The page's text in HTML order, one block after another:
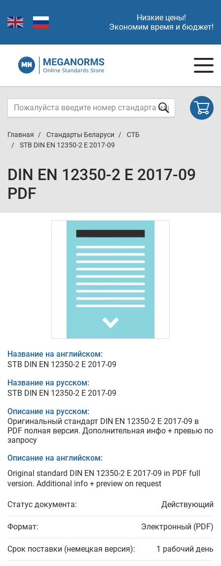
Низкие цены!
Экономим время и бюджет!
Главная Стандарты Беларуси
СТБ
STB DIN EN 12350-2 E 2017-09
DIN EN 12350-2 E 2017-09
PDF
Название на английском:
STB DIN EN 12350-2 E 2017-09
Название на русском:
STB DIN EN 12350-2 E 2017-09
Описание на русском:
Оригинальный стандарт DIN EN 12350-2 E 2017-09 в
PDF полная версия. Дополнительная инфо + превью по
запросу
Описание на английском:
Original standard DIN EN 12350-2 E 2017-09 in PDF full
version. Additional info + preview on request
Статус документа: Действующий
Формат: Электронный (PDF)
Срок поставки (немецкая версия): 1 рабочий день